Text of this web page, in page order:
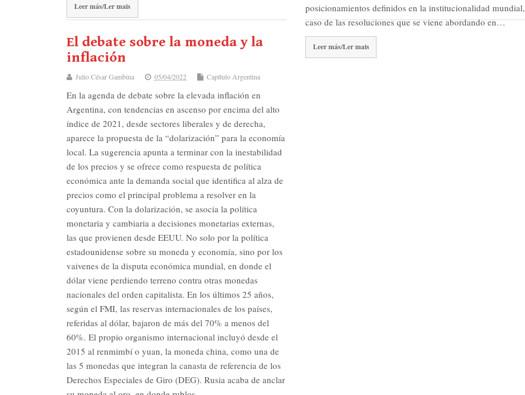
Leer más/Ler mais
posicionamientos definidos en la institucionalidad mundial,
caso de las resoluciones que se viene abordando en…
Leer más/Ler mais
El debate sobre la moneda y la
inflación
Julio César Gambina 05/04/2022 Capítulo Argentina
En la agenda de debate sobre la elevada inflación en
Argentina, con tendencias en ascenso por encima del alto
índice de 2021, desde sectores liberales y de derecha,
aparece la propuesta de la “dolarización” para la economía
local. La sugerencia apunta a terminar con la inestabilidad
de los precios y se ofrece como respuesta de política
económica ante la demanda social que identifica al alza de
precios como el principal problema a resolver en la
coyuntura. Con la dolarización, se asocia la política
monetaria y cambiaria a decisiones monetarias externas,
las que provienen desde EEUU. No solo por la política
estadounidense sobre su moneda y economía, sino por los
vaivenes de la disputa económica mundial, en donde el
dólar viene perdiendo terreno contra otras monedas
nacionales del orden capitalista. En los últimos 25 años,
según el FMI, las reservas internacionales de los países,
referidas al dólar, bajaron de más del 70% a menos del
60%. El propio organismo internacional incluyó desde el
2015 al renmimbí o yuan, la moneda china, como una de
las 5 monedas que integran la canasta de referencia de los
Derechos Especiales de Giro (DEG). Rusia acaba de anclar